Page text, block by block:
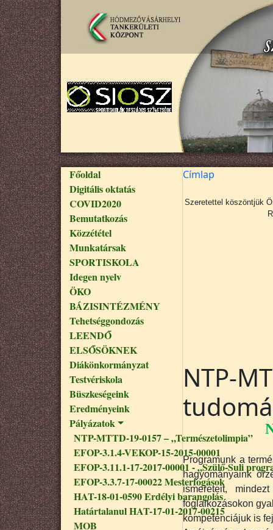
Ugrás a tartalomra
Fő navigáció
Főoldal
Digitális oktatás
COVID2020
Bemutatkozás
Közzététel
Munkatársak
SPORTISKOLA
Idegen nyelv
ÖKO
BÁZISINTÉZMÉNY
Tehetséggondozás
LEENDŐ
ELSŐSÖKNEK
Diákönkormányzat
Testvériskola
Büszkeségeink
Eredményeink
Pályázatok
NTP-MTTD-19-0157 – „Természetolimpia”
EFOP-3.1.4-VEKOP-15-2015-00001
EFOP-3.11.1-17-2017-00001 - „Szülő-Suli
EFOP-3.3.7-17-00022 Mesterfogások
HAT-18-01-0590 Erdélyi barangolás
Határtalanul HAT-17-01-2017-00215
MOB
Címlap
Szeretettel köszöntjük
NTP-
Programunk a
hagyományaink
ismereteit,
foglalkozásokon
kompetenciájuk is